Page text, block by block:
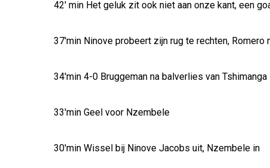
42' min Het geluk zit ook niet aan onze kant, een
37'min Ninove probeert zijn rug te rechten, Romero
34'min 4-0 Bruggeman na balverlies van Tshimanga
33'min Geel voor Nzembele
30'min Wissel bij Ninove Jacobs uit, Nzembele in